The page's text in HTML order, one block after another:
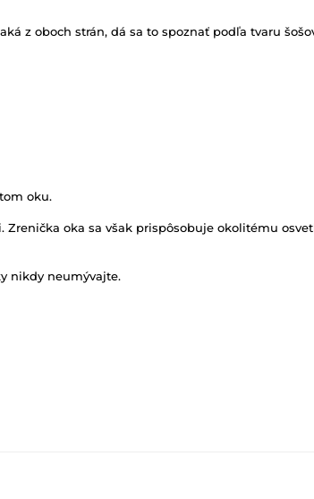
z oboch strán, dá sa to spoznať podľa tvaru
oku.
oka sa však prispôsobuje okolitému
nikdy neumývajte.